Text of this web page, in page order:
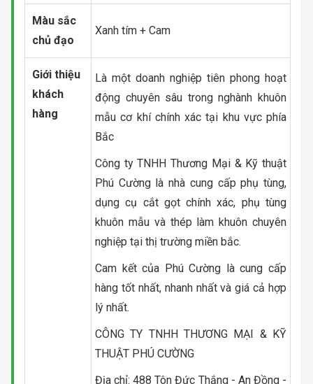
Màu sắc
chủ đạo
Xanh tím + Cam
Giới thiệu
khách
hàng
Là một doanh nghiệp tiên phong hoạt
động chuyên sâu trong nghành khuôn
mẫu cơ khí chính xác tại khu vực phía
Bắc
Công ty TNHH Thương Mại & Kỹ thuật
Phú Cường là nhà cung cấp phụ tùng,
dụng cụ cắt gọt chính xác, phụ tùng
khuôn mẫu và thép làm khuôn chuyên
nghiệp tại thị trường miền bắc.
Cam kết của Phú Cường là cung cấp
hàng tốt nhất, nhanh nhất và giá cả hợp
lý nhất.
CÔNG TY TNHH THƯƠNG MẠI & KỸ
THUẬT PHÚ CƯỜNG
Địa chỉ: 488 Tôn Đức Thắng - An Đồng -